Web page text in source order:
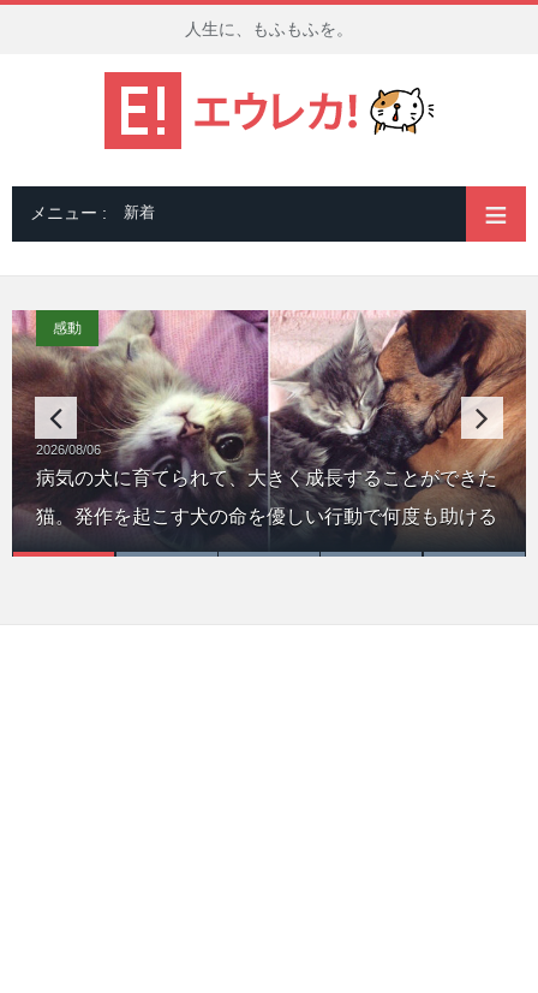
人生に、もふもふを。
メニュー : 新着
感動
2026/08/06
病気の犬に育てられて、大きく成長することができた
猫。発作を起こす犬の命を優しい行動で何度も助ける
感動
2026/08/06
怯えきっていた保護子猫が、レトリバーとの初対面で
劇的な変化を遂げる！ 徐々に心を開いていく様子にホ
ッコリ (*´ｪ｀*)
病気で衰弱しながらも必死に子育てをしていた野良
猫。子猫の身が安全だと分かるまで、決して眠らず子
猫を守り続ける
飼い主さんが帰宅すると、「おかえりなさい！」と
次々とやって来る子猫達。その可愛すぎる姿にキュン
とする ( *´艸｀)♡
トレーラーハウスの外で長年暮らしてきた老猫。野外
生活でほとんどの歯を失うも、家の中で多くの幸せを
見つける